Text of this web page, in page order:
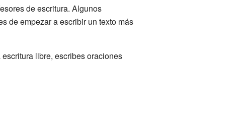
de escritura. Algunos
de empezar a escribir un texto más
libre, escribes oraciones